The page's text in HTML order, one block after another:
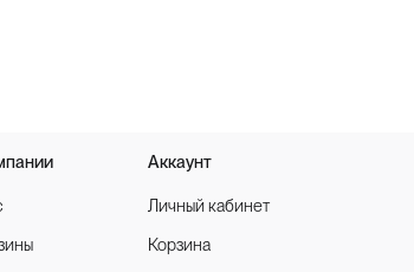
Аккаунт
Личный кабинет
Корзина